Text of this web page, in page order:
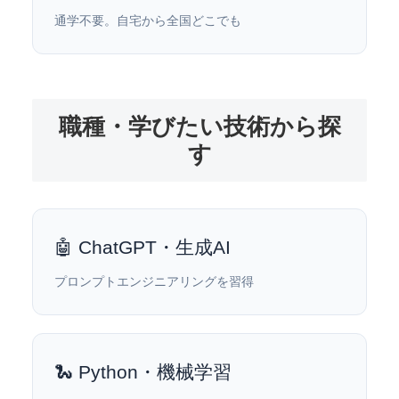
通学不要。自宅から全国どこでも
職種・学びたい技術から探
す
🤖 ChatGPT・生成AI
プロンプトエンジニアリングを習得
🐍 Python・機械学習